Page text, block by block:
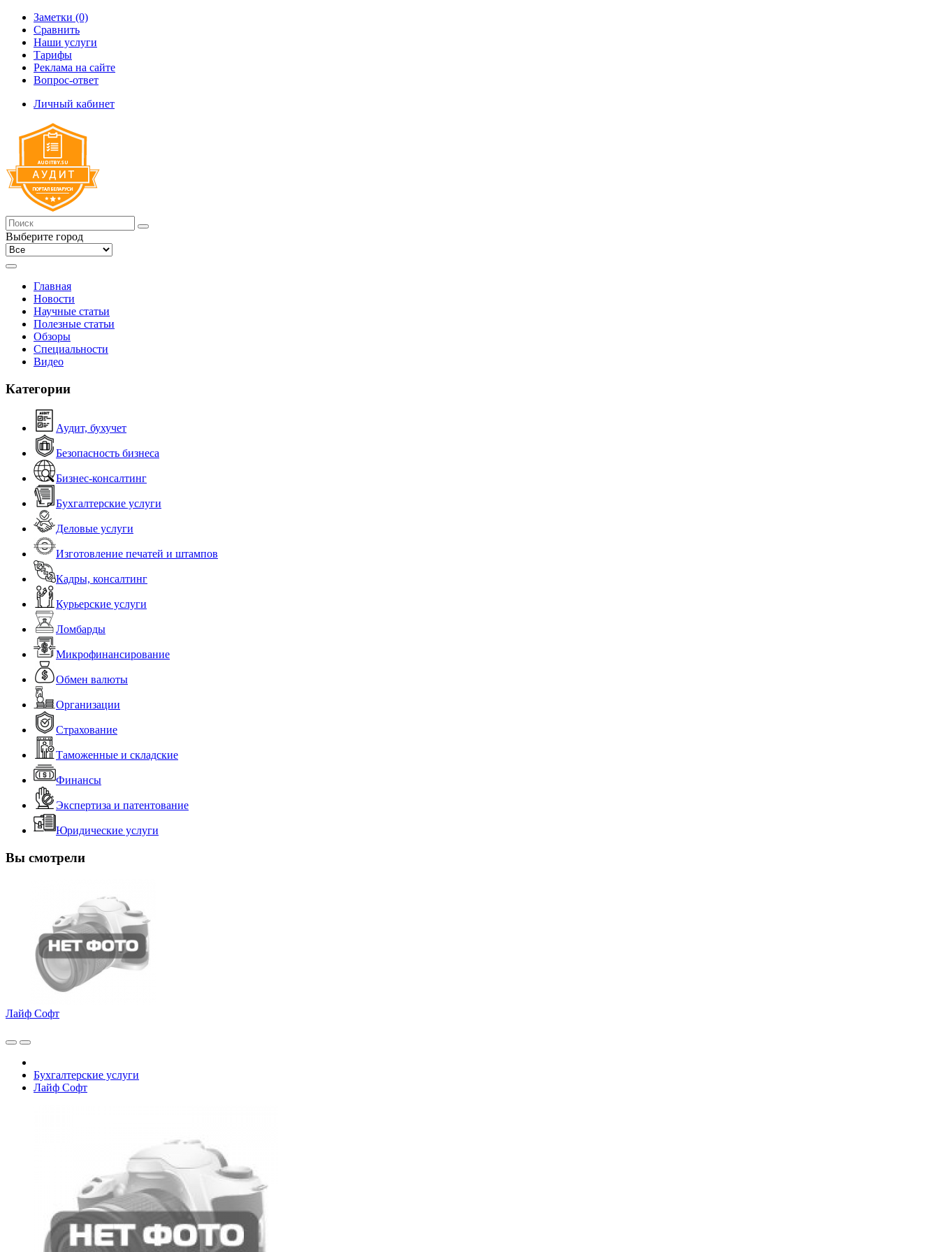
Заметки (0)
Сравнить
Наши услуги
Тарифы
Реклама на сайте
Вопрос-ответ
Личный кабинет
Выберите город
Главная
Новости
Научные статьи
Полезные статьи
Обзоры
Специальности
Видео
Категории
Аудит, бухучет
Безопасность бизнеса
Бизнес-консалтинг
Бухгалтерские услуги
Деловые услуги
Изготовление печатей и штампов
Кадры, консалтинг
Курьерские услуги
Ломбарды
Микрофинансирование
Обмен валюты
Организации
Страхование
Таможенные и складские
Финансы
Экспертиза и патентование
Юридические услуги
Вы смотрели
Лайф Софт
Бухгалтерские услуги
Лайф Софт